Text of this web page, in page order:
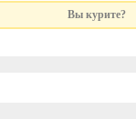
Вы курите?